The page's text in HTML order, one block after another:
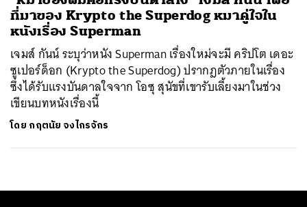
ที่มาของ Krypto the Superdog หมาคู่ใจใน
หนังเรื่อง Superman
เจมส์ กันน์ ระบุว่าหนัง Superman เรื่องใหม่จะมี คริปโต เดอะ
ซูเปอร์ด็อก (Krypto the Superdog) ปรากฎตัวภายในเรื่อง
ซึ่งได้รับแรงบันดาลใจจาก โอซุ สุนัขที่เขารับเลี้ยงมาในช่วง
เขียนบทหนังเรื่องนี้
โดย กฤตนัย จงไกรจักร